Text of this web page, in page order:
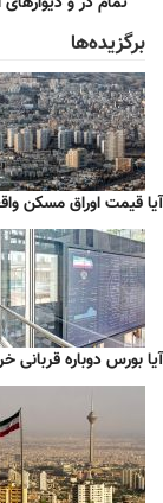
برگزیده‌ها
آیا قیمت اوراق مسکن
آیا بورس دوباره